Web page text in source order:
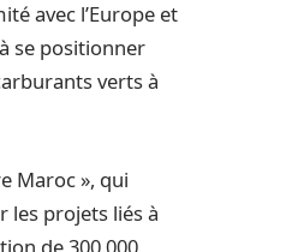
avec l’Europe et
se positionner
verts à
Maroc », qui
les projets liés à
de 300.000